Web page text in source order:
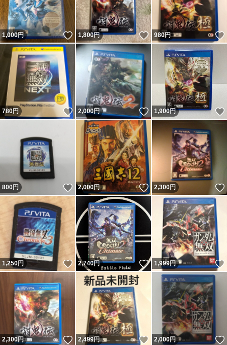
1,000円 いいね！
1,800円 いいね！
980円
780円 いいね！
2,000円 いいね！
1,900円
800円 いいね！
2,000円 いいね！
2,300円
1,250円 いいね！
2,740円 いいね！
1,999円
2,300円 いいね！
2,499円 いいね！
2,000円